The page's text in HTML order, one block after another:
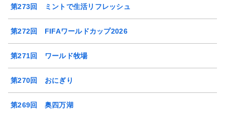
第273回 ミントで生活リフレッシュ
第272回 FIFAワールドカップ2026
第271回 ワールド牧場
第270回 おにぎり
第269回 奥四万湖